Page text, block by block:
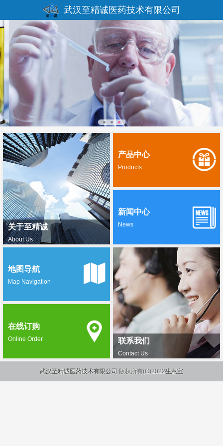
武汉至精诚医药技术有限公司
关于至精诚
About Us
产品中心
Products
新闻中心
News
联系我们
Contact Us
地图导航
Map Navigation
在线订购
Online Order
武汉至精诚医药技术有限公司 版权所有(C)2022生意宝